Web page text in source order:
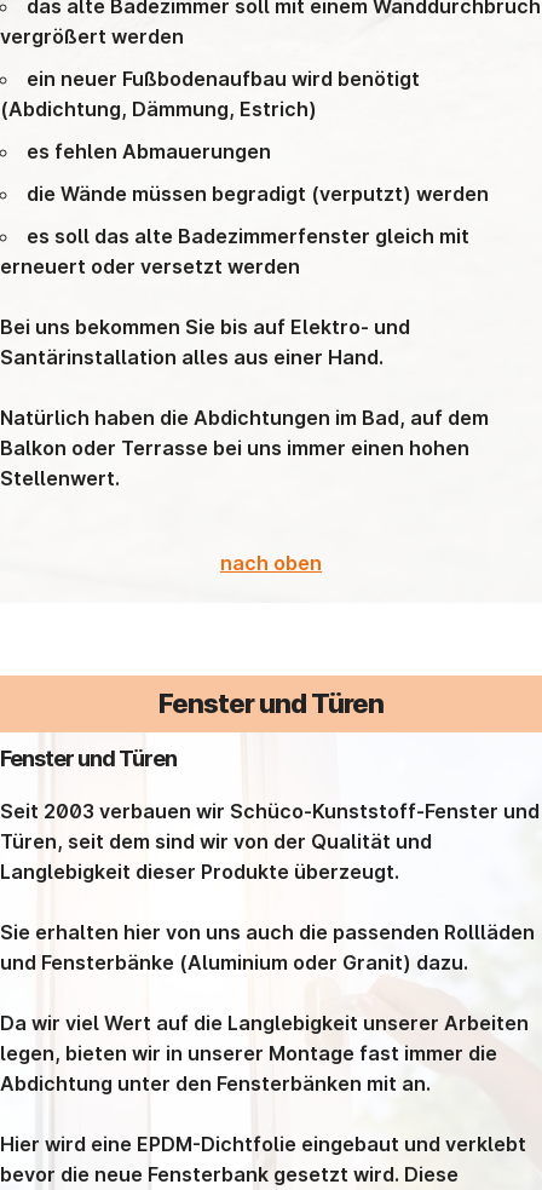
das alte Badezimmer soll mit einem Wanddurchbruch
vergrößert werden
ein neuer Fußbodenaufbau wird benötigt
(Abdichtung, Dämmung, Estrich)
es fehlen Abmauerungen
die Wände müssen begradigt (verputzt) werden
es soll das alte Badezimmerfenster gleich mit
erneuert oder versetzt werden
Bei uns bekommen Sie bis auf Elektro- und
Santärinstallation alles aus einer Hand.
Natürlich haben die Abdichtungen im Bad, auf dem
Balkon oder Terrasse bei uns immer einen hohen
Stellenwert.
nach oben
Fenster und Türen
Fenster und Türen
Seit 2003 verbauen wir Schüco-Kunststoff-Fenster und
Türen, seit dem sind wir von der Qualität und
Langlebigkeit dieser Produkte überzeugt.
Sie erhalten hier von uns auch die passenden Rollläden
und Fensterbänke (Aluminium oder Granit) dazu.
Da wir viel Wert auf die Langlebigkeit unserer Arbeiten
legen, bieten wir in unserer Montage fast immer die
Abdichtung unter den Fensterbänken mit an.
Hier wird eine EPDM-Dichtfolie eingebaut und verklebt
bevor die neue Fensterbank gesetzt wird. Diese